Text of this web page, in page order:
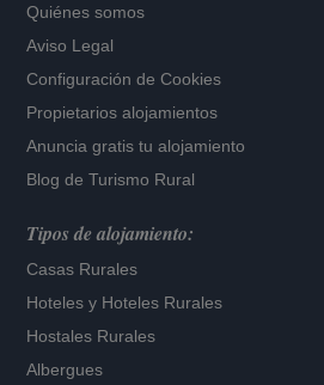
Quiénes somos
Aviso Legal
Configuración de Cookies
Propietarios alojamientos
Anuncia gratis tu alojamiento
Blog de Turismo Rural
Tipos de alojamiento:
Casas Rurales
Hoteles y Hoteles Rurales
Hostales Rurales
Albergues